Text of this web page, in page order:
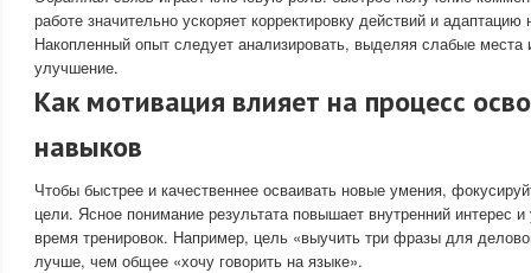
работе значительно ускоряет корректировку действий и
Накопленный опыт следует анализировать, выделяя слабые
улучшение.
Как мотивация влияет на процесс
навыков
Чтобы быстрее и качественнее осваивать новые умения,
цели. Ясное понимание результата повышает внутренний интерес
время тренировок. Например, цель «выучить три фразы для
лучше, чем общее «хочу говорить на языке».